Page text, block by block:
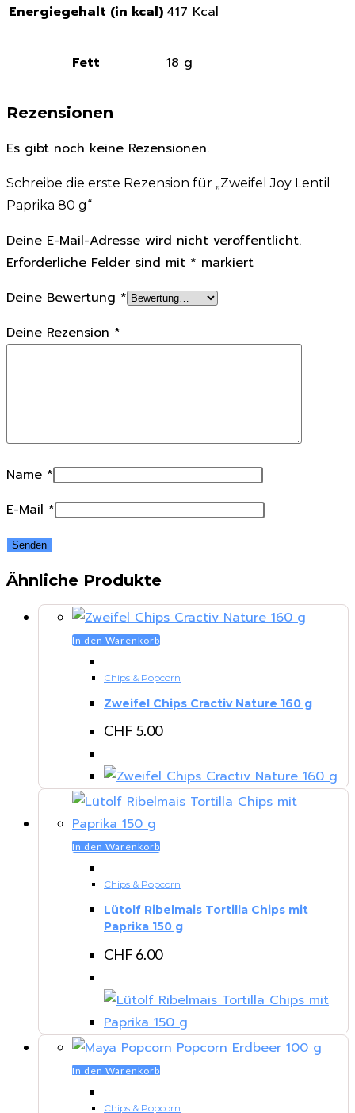
Energiegehalt (in kcal) 417 Kcal
Fett 18 g
Rezensionen
Es gibt noch keine Rezensionen.
Schreibe die erste Rezension für „Zweifel Joy Lentil
Paprika 80 g“
Deine E-Mail-Adresse wird nicht veröffentlicht.
Erforderliche Felder sind mit * markiert
Deine Bewertung *
Deine Rezension *
Name *
E-Mail *
Ähnliche Produkte
In den Warenkorb
Chips & Popcorn
Zweifel Chips Cractiv Nature 160 g
CHF 5.00
In den Warenkorb
Chips & Popcorn
Lütolf Ribelmais Tortilla Chips mit
Paprika 150 g
CHF 6.00
In den Warenkorb
Chips & Popcorn